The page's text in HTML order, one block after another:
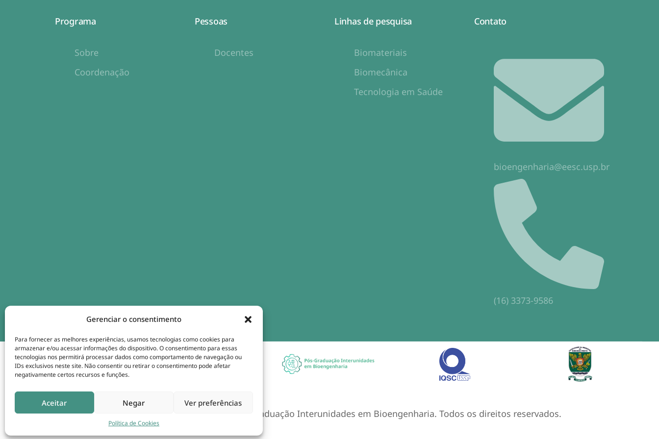
Gerenciar o consentimento
Para fornecer as melhores experiências, usamos tecnologias como cookies para
armazenar e/ou acessar informações do dispositivo. O consentimento para essas
tecnologias nos permitirá processar dados como comportamento de navegação ou
IDs exclusivos neste site. Não consentir ou retirar o consentimento pode afetar
negativamente certos recursos e funções.
Aceitar Negar Ver preferências
Política de Cookies
Programa
Sobre
Coordenação
Pessoas
Docentes
Linhas de pesquisa
Biomateriais
Biomecânica
Tecnologia em Saúde
Contato
bioengenharia@eesc.usp.br
(16) 3373-9586
Copyright © 2025. Programa de Pós-Graduação Interunidades em Bioengenharia. Todos os direitos reservados.